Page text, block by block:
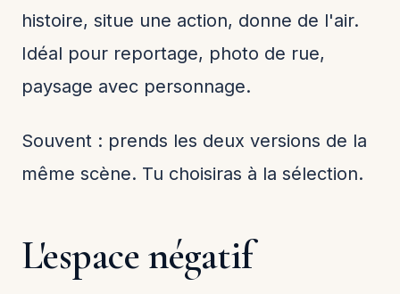
histoire, situe une action, donne de l'air.
Idéal pour reportage, photo de rue,
paysage avec personnage.
Souvent : prends les deux versions de la
même scène. Tu choisiras à la sélection.
L'espace négatif